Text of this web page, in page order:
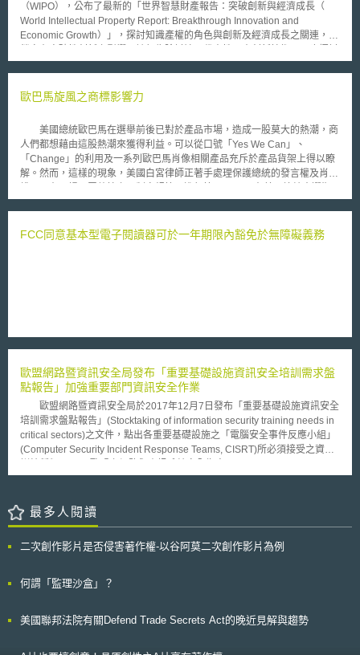
（WIPO），公布了最新的「世界智慧財產報告：突破創新與經濟成長（
World Intellectual Property Report: Breakthrough Innovation and
Economic Growth）」，探討知識產權的角色與創新及經濟成長之關連，並
當今具有潛在突破性發展之創新技術，同時敦促各國政府及企業，應增加此
及人類活動的各個層面，並改變了世界的經濟結構。依據2015年WIPO報
素和半導體。該報告考量到創新驅動成長及未來展望，另探究了三領域具有
潛在突破性發展之當今技術：即3D列印、奈米和機器人技術。調查報告也
顯示，日本和美國正帶領著一小群國家，推動此三領域創新技術進行突破研
究，正因此三領域前瞻技術，掌握著推動未來經濟增長之潛力。 朝向
工業化發展的新興中等收入國家中國大陸，自2005年以來在3D列印和機器
技術方面，中國大陸專利申請人占全球近15%，是第3大申請國，但與其他
當高。 WIPO報告強調，創新生態系統的成功要素有三：政府資助科學
更加常見且緊密相關，包括電腦軟體納入著作權保護標的，及3D物品設計
產報告」每兩年發行一次，每期的重點放在不同的IP領域新趨勢，先前的報
告已探討「品牌在全球市場的角色（the role that brands play in a global
innovatio）」。
歐巴馬旋風之商標影響力
美國總統歐巴馬在選舉前後已對於產品市場，造成一股莫大的熱潮，商
人們都想藉由這股熱潮來獲得利益。可以從口號「Yes We Can」、
「Change」的利用及一系列歐巴馬肖像相關產品充斥於產品貨架上得以瞭
解。然而，這樣的現象，美國白宮律師正著手處理保護總統的發言權及肖像
間，已有數家美國企業向美國專利商標局 (United States Patent and
字為商標之申請案，其中包括填充玩具「Bearak Obama」、
Ries表示：「現在這股歐巴馬風潮是可以理解的，但並不會持續到永遠」。
的權利，並且尊重人民使用的權力，必竟歐巴馬是大多數人的驕傲。
FCC同意基本型電子閱讀器可於一年期限內豁免於無障礙義務
歐盟網路暨資訊安全局發布「重要基礎設施資訊安全培訓需求盤
點報告」加強重要部門資訊安全作業
歐盟網路暨資訊安全局於2017年12月7日發布「重要基礎設施資訊安全
培訓需求盤點報告」(Stocktaking of information security training needs in
critical sectors)之文件，點出各重要基礎設施之「電腦安全事件反應小組」
(Computer Security Incident Response Teams, CISRT)所必須接受之資安
of network and information systems, NIS Directive)規範各成員國之重要服
經濟活動上具備重要性。被認定具備重要性之部門如下:能源、運輸、銀行
業、金融市場基礎設施、健康照護部門、飲用水供應與分配、數位基礎設
導致各部門面對資安事件之準備無法相提並論。例如，能源產業會用到
上述七種部門列為資訊安全維護最高層級，故此份報告目的係確認該部門當
月公布之資通安全管理法草案要求關鍵基礎設施提供者應訂定、修正、實施
出該計畫之實施情形，在未來實際落實各重要性設施之資安維護以及資安小
最多人閱讀
二次創作影片是否侵害著作權-以谷阿莫二次創作影片為例
何謂「監理沙盒」？
美國聯邦法院有關Defend Trade Secrets Act的晚近見解與趨勢